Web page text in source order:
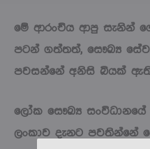
මේ ආරංචිය ආපු සැනින්
පටන් ගත්තත්, සෞඛ්‍ය
පවසන්නේ අනිසි බියක් ඇති
ලෝක සෞඛ්‍ය සංවිධානයේ
ලංකාව දැනට පවතින්නේ